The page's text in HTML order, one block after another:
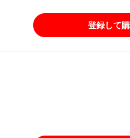
登録して